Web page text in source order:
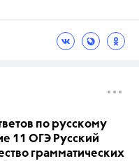
по русскому
11 ОГЭ Русский
грамматических